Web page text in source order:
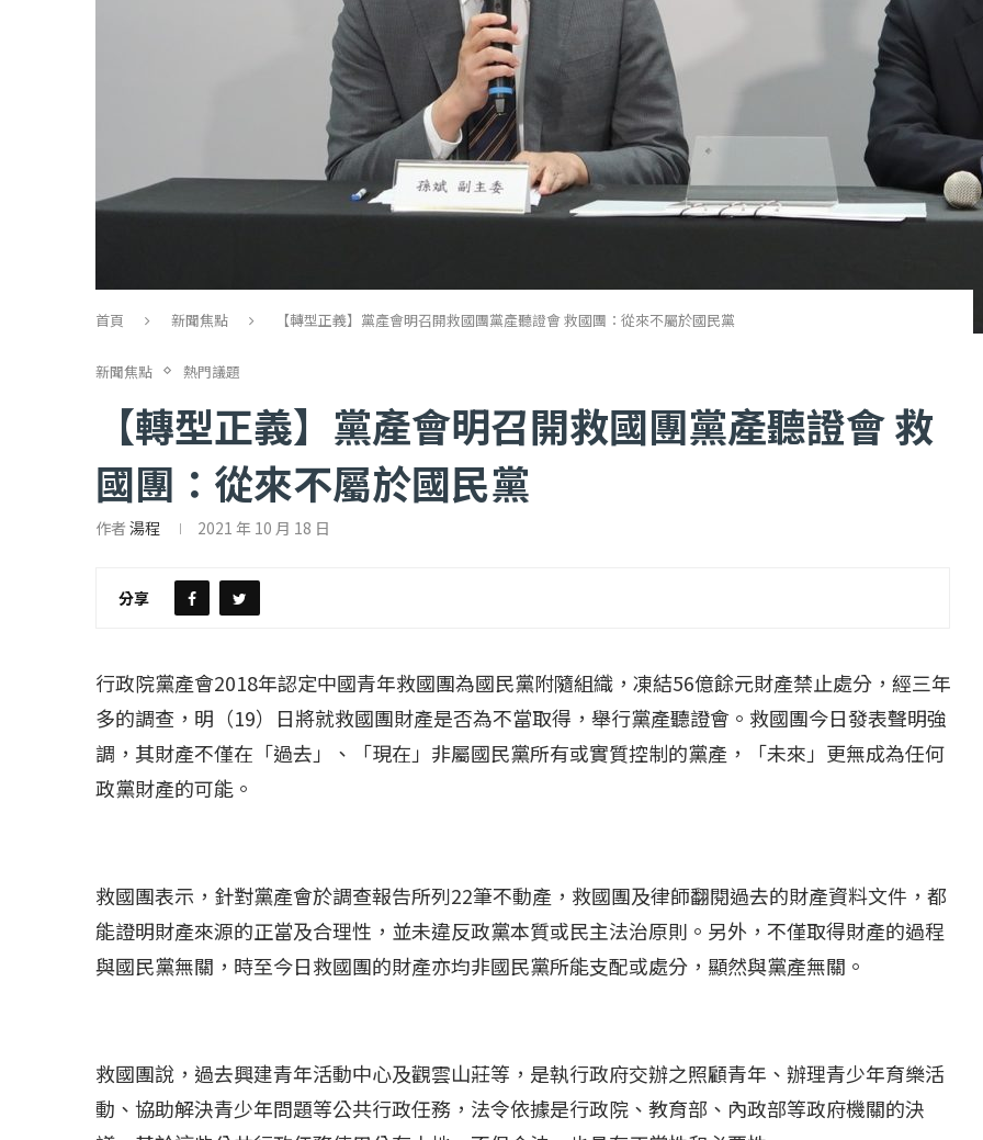
首頁 新聞焦點 【轉型正義】黨產會明召開救國團黨產聽證會 救國團：從來不屬於國民黨
新聞焦點 熱門議題
【轉型正義】黨產會明召開救國團黨產聽證會 救
國團：從來不屬於國民黨
作者 湯程 2021 年 10 月 18 日
分享
行政院黨產會2018年認定中國青年救國團為國民黨附隨組織，凍結56億餘元財產禁止處分，經三年
多的調查，明（19）日將就救國團財產是否為不當取得，舉行黨產聽證會。救國團今日發表聲明強
調，其財產不僅在「過去」、「現在」非屬國民黨所有或實質控制的黨產，「未來」更無成為任何
政黨財產的可能。
救國團表示，針對黨產會於調查報告所列22筆不動產，救國團及律師翻閱過去的財產資料文件，都
能證明財產來源的正當及合理性，並未違反政黨本質或民主法治原則。另外，不僅取得財產的過程
與國民黨無關，時至今日救國團的財產亦均非國民黨所能支配或處分，顯然與黨產無關。
救國團說，過去興建青年活動中心及觀雲山莊等，是執行政府交辦之照顧青年、辦理青少年育樂活
動、協助解決青少年問題等公共行政任務，法令依據是行政院、教育部、內政部等政府機關的決